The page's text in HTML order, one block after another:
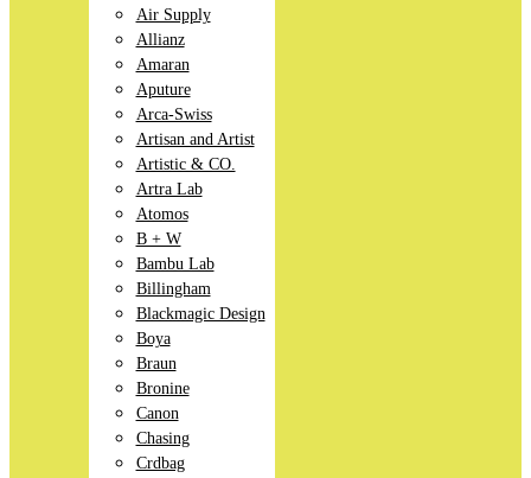
Air Supply
Allianz
Amaran
Aputure
Arca-Swiss
Artisan and Artist
Artistic & CO.
Artra Lab
Atomos
B + W
Bambu Lab
Billingham
Blackmagic Design
Boya
Braun
Bronine
Canon
Chasing
Crdbag